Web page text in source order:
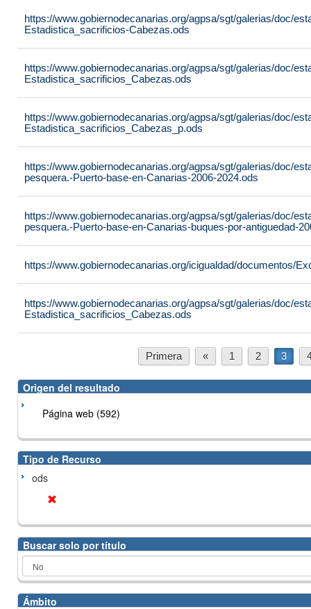
https://www.gobiernodecanarias.org/agpsa/sgt/galerias/doc/
Estadistica_sacrificios-Cabezas.ods
https://www.gobiernodecanarias.org/agpsa/sgt/galerias/doc/
Estadistica_sacrificios_Cabezas.ods
https://www.gobiernodecanarias.org/agpsa/sgt/galerias/doc/
Estadistica_sacrificios_Cabezas_p.ods
https://www.gobiernodecanarias.org/agpsa/sgt/galerias/doc/
pesquera.-Puerto-base-en-Canarias-2006-2024.ods
https://www.gobiernodecanarias.org/agpsa/sgt/galerias/doc/
pesquera.-Puerto-base-en-Canarias-buques-por-antiguedad-
https://www.gobiernodecanarias.org/icigualdad/documentos/
https://www.gobiernodecanarias.org/agpsa/sgt/galerias/doc/
Estadistica_sacrificios_Cabezas.ods
Primera « 1 2 3
Origen del resultado
Página web (592)
Tipo de Recurso
ods
Buscar solo por título
Ámbito